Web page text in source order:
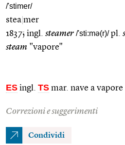
/'stimer/
stea mer
1837; ingl. steamer /'sti:mə(r)/pl.
steam "vapore"
ES ingl. TS mar. nave a vapore
Correzioni e suggerimenti
Condividi